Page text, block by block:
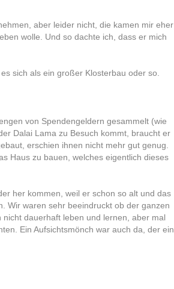
aber leider nicht, die kamen mir eher
wolle. Und so dachte ich, dass er mich
sich als ein großer Klosterbau oder so.
von Spendengeldern gesammelt (wie
Dalai Lama zu Besuch kommt, braucht er
erschien ihnen nicht mehr gut genug.
Haus zu bauen, welches eigentlich dieses
her kommen, weil er schon so alt und das
Wir waren sehr beeindruckt ob der ganzen
dauerhaft leben und lernen, aber mal
Ein Aufsichtsmönch war auch da, der ein